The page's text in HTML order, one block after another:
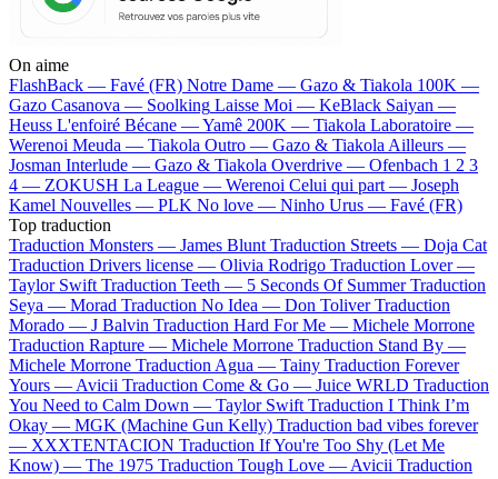
On aime
FlashBack — Favé (FR) Notre Dame — Gazo & Tiakola 100K —
Gazo Casanova — Soolking Laisse Moi — KeBlack Saiyan —
Heuss L'enfoiré Bécane —Yamê 200K — Tiakola Laboratoire —
Werenoi Meuda — Tiakola Outro — Gazo & Tiakola Ailleurs —
Josman Interlude — Gazo & Tiakola Overdrive — Ofenbach 1 2 3
4 — ZOKUSH La League — Werenoi Celui qui part — Joseph
Kamel Nouvelles — PLK No love — Ninho Urus — Favé (FR)
Top traduction
Traduction Monsters — James Blunt Traduction Streets — Doja Cat
Traduction Drivers license — Olivia Rodrigo Traduction Lover —
Taylor Swift Traduction Teeth — 5 Seconds Of Summer Traduction
Seya — Morad Traduction No Idea — Don Toliver Traduction
Morado — J Balvin Traduction Hard For Me — Michele Morrone
Traduction Rapture — Michele Morrone Traduction Stand By —
Michele Morrone Traduction Agua — Tainy Traduction Forever
Yours — Avicii Traduction Come & Go — Juice WRLD Traduction
You Need to Calm Down — Taylor Swift Traduction I Think I’m
Okay — MGK (Machine Gun Kelly) Traduction bad vibes forever
— XXXTENTACION Traduction If You're Too Shy (Let Me
Know) — The 1975 Traduction Tough Love — Avicii Traduction